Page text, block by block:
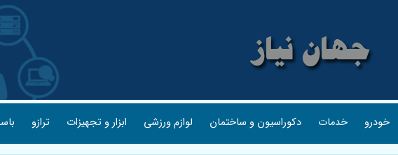
خودرو خدمات دکوراسیون و ساختمان لوازم ورزشی ابزار و تجهیزات ترازو